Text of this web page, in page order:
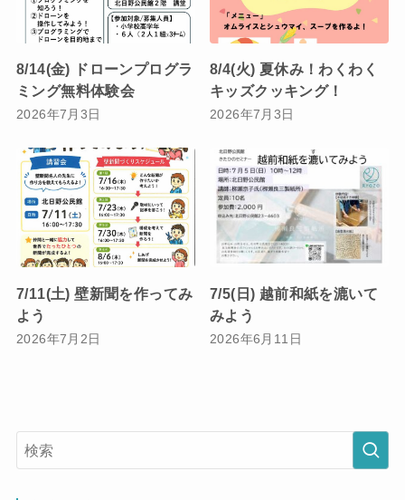
8/14(金) ドローンプログラ
ミング無料体験会
2026年7月3日
8/4(火) 夏休み！わくわく
キッズクッキング！
2026年7月3日
7/11(土) 壁新聞を作ってみ
よう
2026年7月2日
7/5(日) 越前和紙を漉いて
みよう
2026年6月11日